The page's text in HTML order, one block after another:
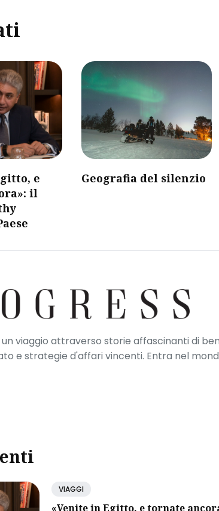
e
il
Geografia del silenzio
un viaggio attraverso storie affascinanti di
e strategie d'affari vincenti. Entra nel
VIAGGI
«Venite in Egitto, e tornate